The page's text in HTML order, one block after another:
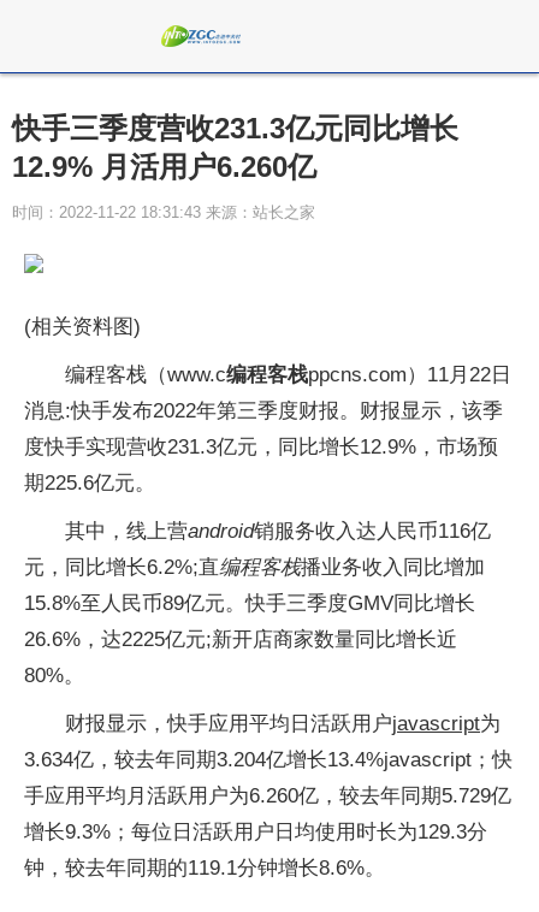
快手三季度营收231.3亿元同比增长
12.9% 月活用户6.260亿
时间：2022-11-22 18:31:43 来源：站长之家
(相关资料图)
编程客栈（www.c编程客栈ppcns.com）11月22日
消息:快手发布2022年第三季度财报。财报显示，该季
度快手实现营收231.3亿元，同比增长12.9%，市场预
期225.6亿元。
其中，线上营android销服务收入达人民币116亿
元，同比增长6.2%;直编程客栈播业务收入同比增加
15.8%至人民币89亿元。快手三季度GMV同比增长
26.6%，达2225亿元;新开店商家数量同比增长近
80%。
财报显示，快手应用平均日活跃用户javascript为
3.634亿，较去年同期3.204亿增长13.4%javascript；快
手应用平均月活跃用户为6.260亿，较去年同期5.729亿
增长9.3%；每位日活跃用户日均使用时长为129.3分
钟，较去年同期的119.1分钟增长8.6%。